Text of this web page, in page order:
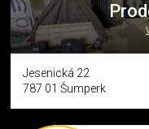
Jesenická 22
787 01 Šumperk